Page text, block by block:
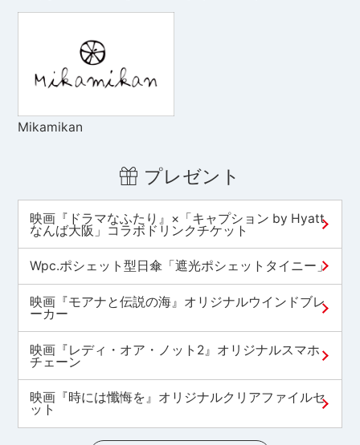
Mikamikan
プレゼント
映画『ドラマなふたり』×「キャプション by Hyatt
なんば大阪」コラボドリンクチケット
Wpc.ポシェット型日傘「遮光ポシェットタイニー」
映画『モアナと伝説の海』オリジナルウインドブレ
ーカー
映画『レディ・オア・ノット2』オリジナルスマホ
チェーン
映画『時には懺悔を』オリジナルクリアファイルセ
ット